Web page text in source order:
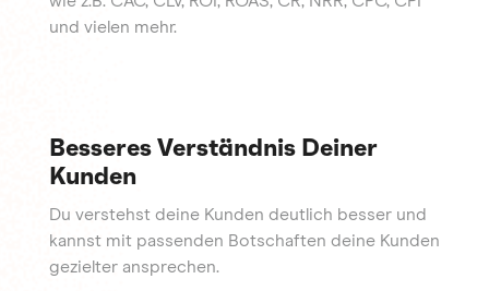
und vielen mehr.
Besseres Verständnis Deiner
Kunden
Du verstehst deine Kunden deutlich besser und
kannst mit passenden Botschaften deine Kunden
gezielter ansprechen.